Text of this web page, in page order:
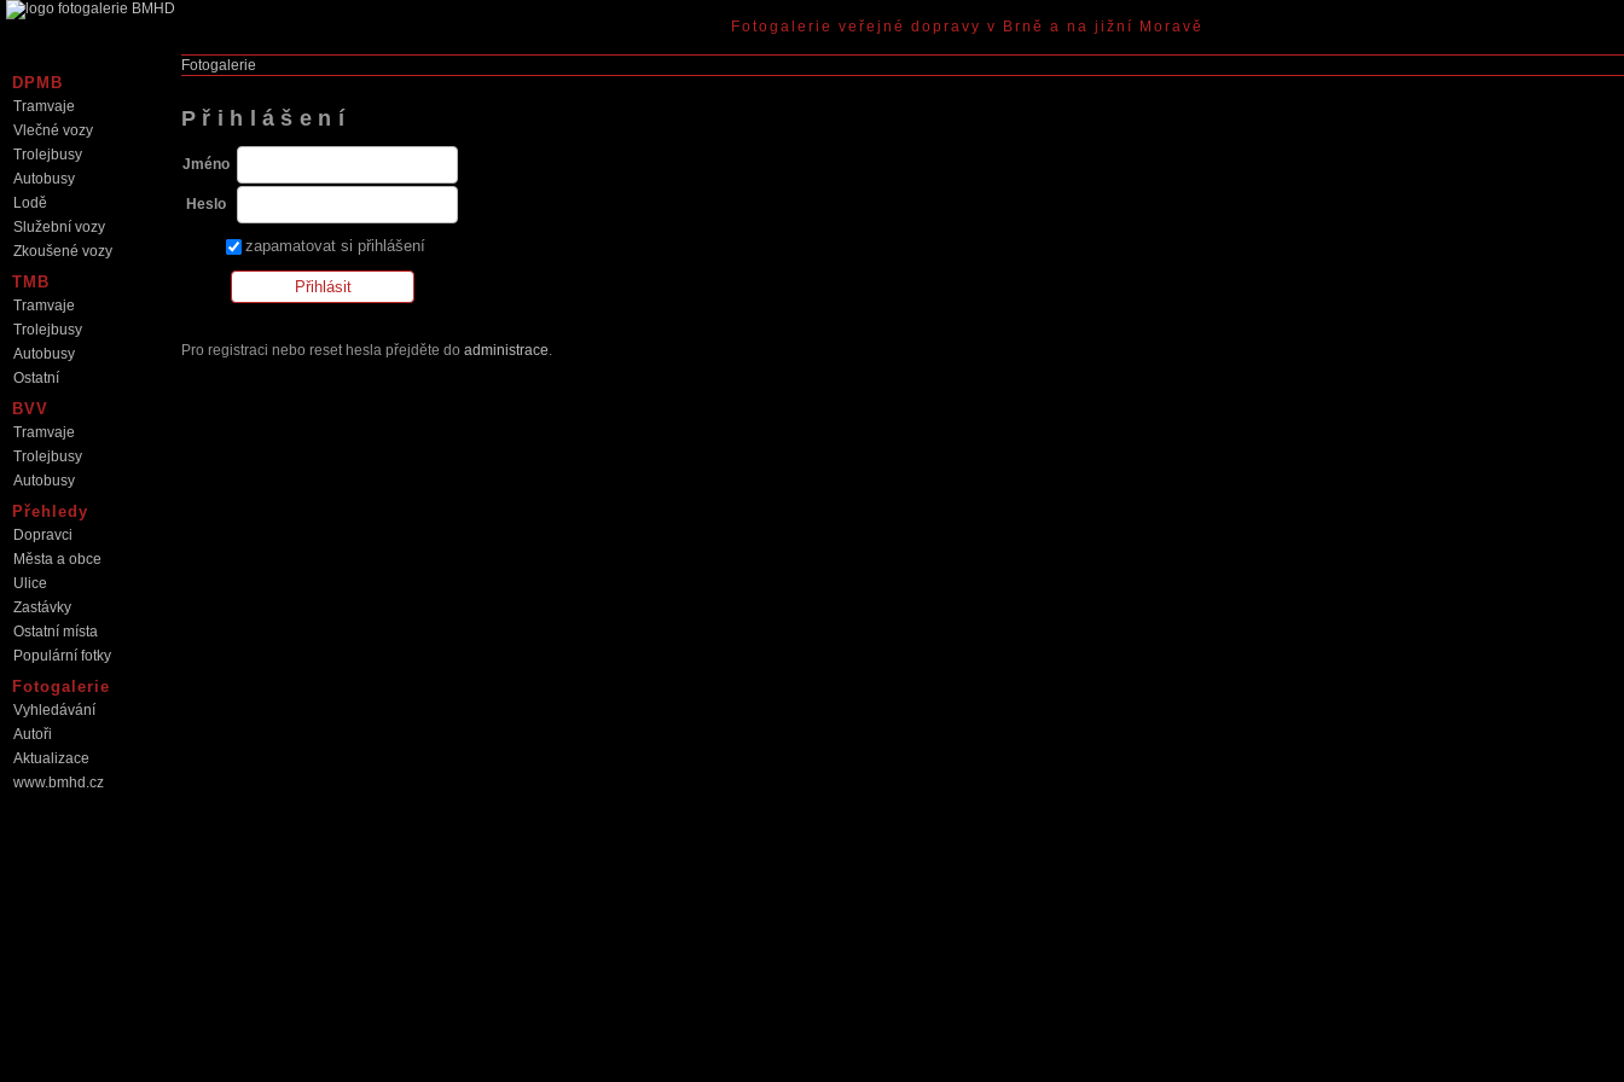
Fotogalerie
Přihlášení
Jméno
Heslo
zapamatovat si přihlášení
Pro registraci nebo reset hesla přejděte do administrace.
DPMB
Tramvaje
Vlečné vozy
Trolejbusy
Autobusy
Lodě
Služební vozy
Zkoušené vozy
TMB
Tramvaje
Trolejbusy
Autobusy
Ostatní
BVV
Tramvaje
Trolejbusy
Autobusy
Přehledy
Dopravci
Města a obce
Ulice
Zastávky
Ostatní místa
Populární fotky
Fotogalerie
Vyhledávání
Autoři
Aktualizace
www.bmhd.cz
Fotogalerie veřejné dopravy v Brně a na jižní Moravě